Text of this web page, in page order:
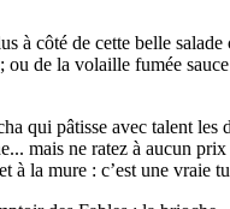
à côté de cette belle
ou de la volaille fumée
qui pâtisse avec talent les
mais ne ratez à aucun prix
à la mure : c’est une vraie